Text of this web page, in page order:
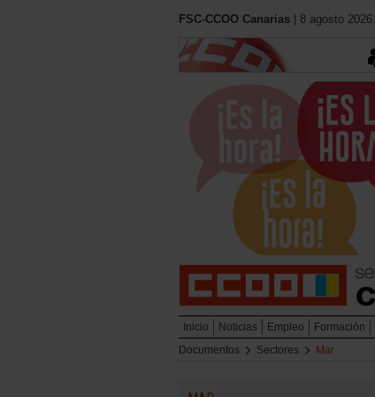
FSC-CCOO Canarias | 8 agosto 2026.
Inicio Noticias Empleo Formación
Documentos
Sectores Mar